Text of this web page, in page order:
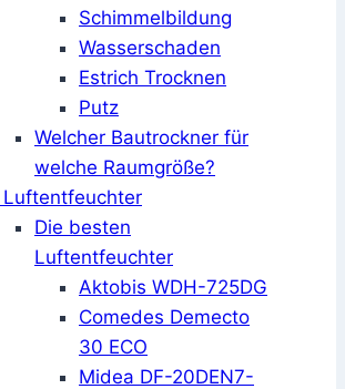
Schimmelbildung
Wasserschaden
Estrich Trocknen
Putz
Welcher Bautrockner für
welche Raumgröße?
Luftentfeuchter
Die besten
Luftentfeuchter
Aktobis WDH-725DG
Comedes Demecto
30 ECO
Midea DF-20DEN7-